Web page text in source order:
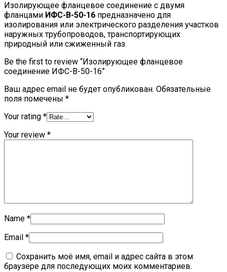
Изолирующее фланцевое соединение с двумя
фланцами ИФС-В-50-16 предназначено для
изолирования или электрического разделения участков
наружных трубопроводов, транспортирующих
природный или сжиженный газ.
Be the first to review “Изолирующее фланцевое
соединение ИФС-В-50-16”
Ваш адрес email не будет опубликован. Обязательные
поля помечены *
Your rating *
Your review *
Name *
Email *
Сохранить моё имя, email и адрес сайта в этом
браузере для последующих моих комментариев.